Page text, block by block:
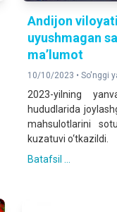
Andijon
uyushmagan
ma’lumot
10/10/2023 •So'nggi
2023-yilning
hududlarida
mahsulotlarini
kuzatuvi o‘tkazildi.
Batafsil ...